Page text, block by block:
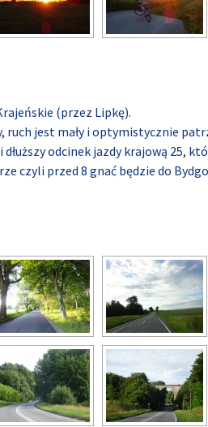
(przez Lipkę).
ruch jest mały i optymistycznie
odcinek jazdy krajową 25,
czyli przed 8 gnać będzie do